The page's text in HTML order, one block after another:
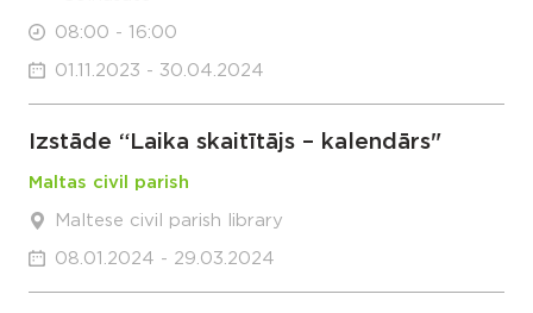
08:00 - 16:00
01.11.2023 - 30.04.2024
Izstāde “Laika skaitītājs – kalendārs"
Maltas civil parish
Maltese civil parish library
08.01.2024 - 29.03.2024